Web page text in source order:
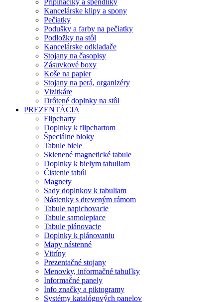
Pripináčiky a špendlíky
Kancelárske klipy a spony
Pečiatky
Podušky a farby na pečiatky
Podložky na stôl
Kancelárske odkladače
Stojany na časopisy
Zásuvkové boxy
Koše na papier
Stojany na perá, organizéry
Vizitkáre
Drôtené doplnky na stôl
PREZENTÁCIA
Flipcharty
Doplnky k flipchartom
Špeciálne bloky
Tabule biele
Sklenené magnetické tabule
Doplnky k bielym tabuliam
Čistenie tabúl
Magnety
Sady doplnkov k tabuliam
Nástenky s dreveným rámom
Tabule napichovacie
Tabule samolepiace
Tabule plánovacie
Doplnky k plánovaniu
Mapy nástenné
Vitríny
Prezentačné stojany
Menovky, informačné tabuľky
Informačné panely
Info značky a piktogramy
Systémy katalógových panelov